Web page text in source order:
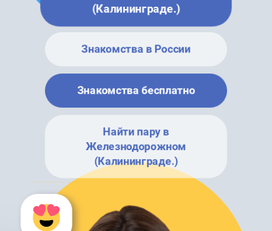
(Калининграде.)
Знакомства в России
Знакомства бесплатно
Найти пару в
Железнодорожном
(Калининграде.)